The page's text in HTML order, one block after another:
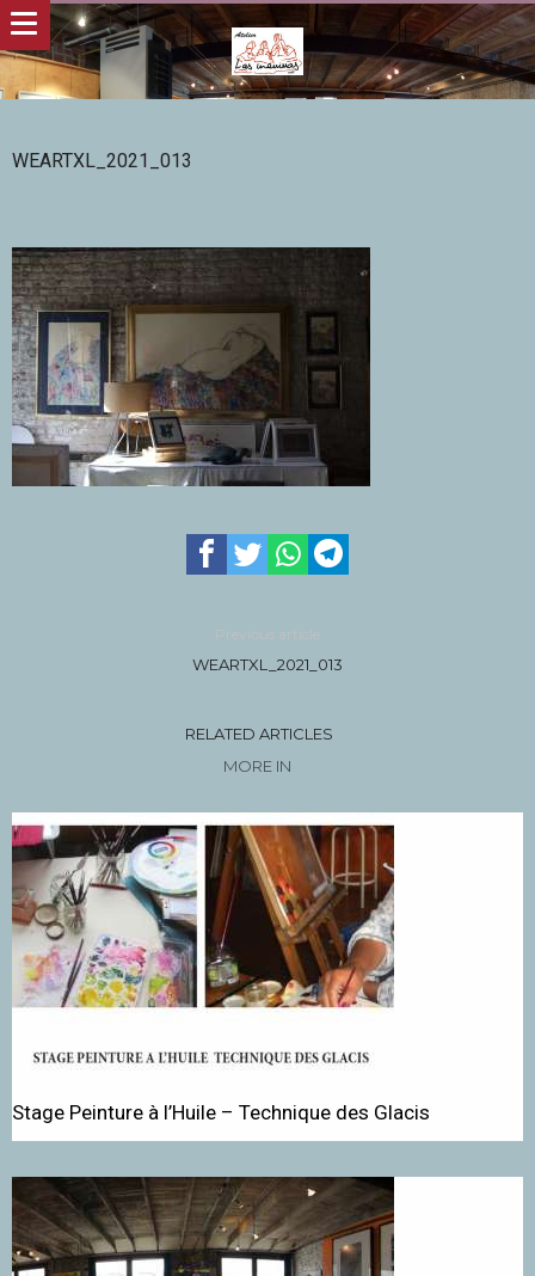
WEARTXL_2021_013
Previous article
WEARTXL_2021_013
RELATED ARTICLES
MORE IN
Stage Peinture à l’Huile – Technique des Glacis